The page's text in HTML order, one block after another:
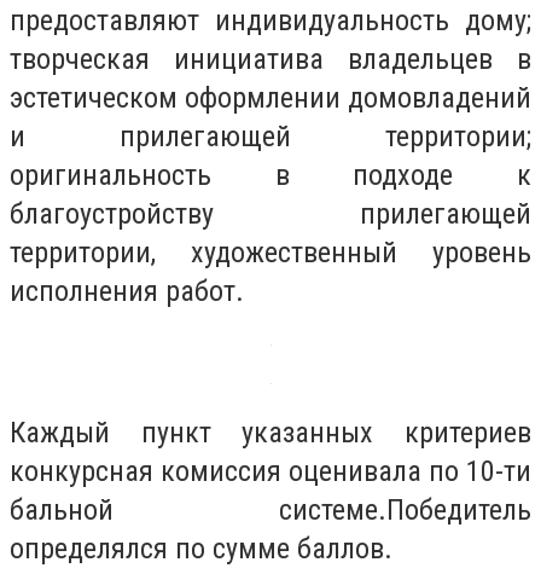
предоставляют индивидуальность дому;
творческая инициатива владельцев в
эстетическом оформлении домовладений
и прилегающей территории;
оригинальность в подходе к
благоустройству прилегающей
территории, художественный уровень
исполнения работ.
Каждый пункт указанных критериев
конкурсная комиссия оценивала по 10-ти
бальной системе.Победитель
определялся по сумме баллов.